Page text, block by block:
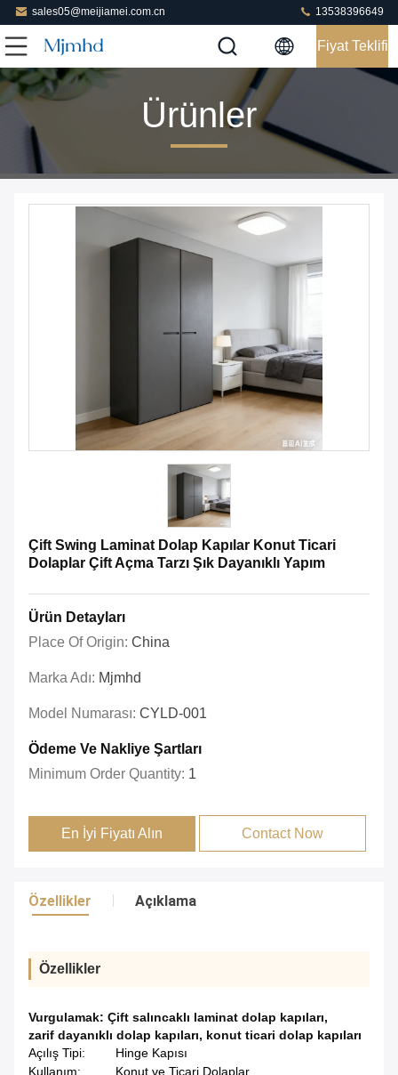
sales05@meijiamei.com.cn 13538396649
Fiyat Teklifi
Ürünler
Çift Swing Laminat Dolap Kapılar Konut Ticari
Dolaplar Çift Açma Tarzı Şık Dayanıklı Yapım
Ürün Detayları
Place Of Origin: China
Marka Adı: Mjmhd
Model Numarası: CYLD-001
Ödeme Ve Nakliye Şartları
Minimum Order Quantity: 1
En İyi Fiyatı Alın Contact Now
Özellikler Açıklama
Özellikler
Vurgulamak: Çift salıncaklı laminat dolap kapıları,
zarif dayanıklı dolap kapıları, konut ticari dolap kapıları
Açılış Tipi:
Hinge Kapısı
Kullanım:
Konut ve Ticari Dolaplar